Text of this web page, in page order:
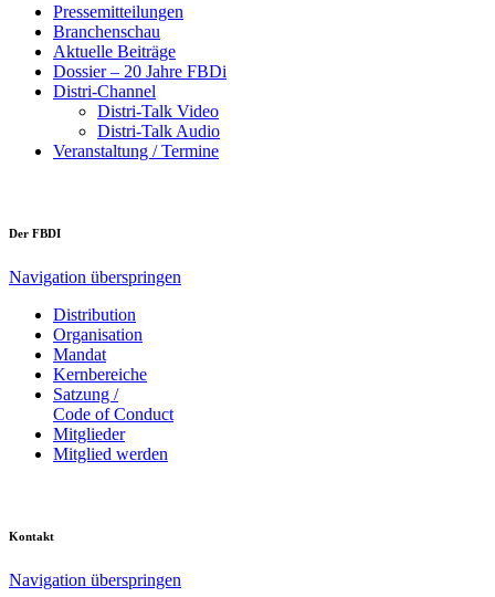
Pressemitteilungen
Branchenschau
Aktuelle Beiträge
Dossier – 20 Jahre FBDi
Distri-Channel
Distri-Talk Video
Distri-Talk Audio
Veranstaltung / Termine
Der FBDI
Navigation überspringen
Distribution
Organisation
Mandat
Kernbereiche
Satzung /
Code of Conduct
Mitglieder
Mitglied werden
Kontakt
Navigation überspringen